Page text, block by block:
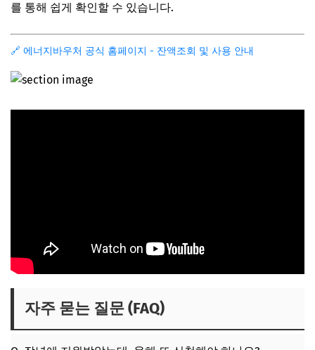
를 통해 쉽게 확인할 수 있습니다.
🔗 에너지바우처 공식 홈페이지 - 잔액조회 및 사용 안내
자주 묻는 질문 (FAQ)